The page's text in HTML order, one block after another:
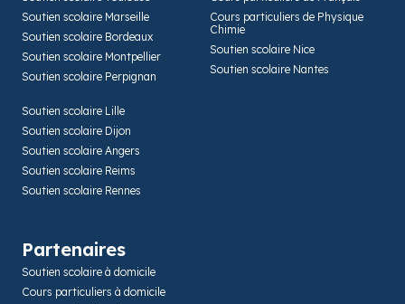
Soutien scolaire Marseille
Soutien scolaire Bordeaux
Soutien scolaire Montpellier
Soutien scolaire Perpignan
Cours particuliers de Physique
Chimie
Soutien scolaire Nice
Soutien scolaire Nantes
Soutien scolaire Lille
Soutien scolaire Dijon
Soutien scolaire Angers
Soutien scolaire Reims
Soutien scolaire Rennes
Partenaires
Soutien scolaire à domicile
Cours particuliers à domicile